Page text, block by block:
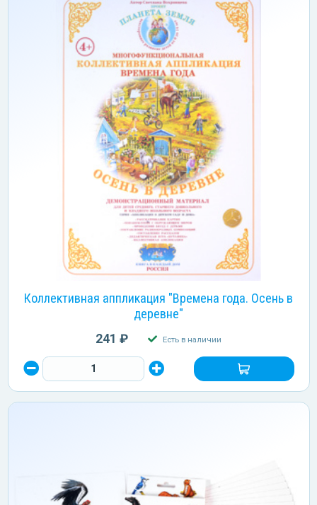
Коллективная аппликация "Времена года. Осень в
деревне"
241 ₽ Есть в наличии